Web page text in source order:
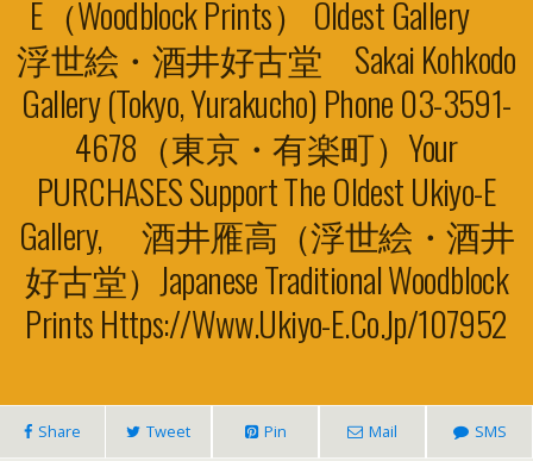
E（woodblock Prints） Oldest Gallery
浮世絵・酒井好古堂 Sakai Kohkodo
Gallery (Tokyo, Yurakucho) Phone 03-3591-
4678（東京・有楽町）Your
PURCHASES Support The Oldest Ukiyo-E
Gallery, 酒井雁高（浮世絵・酒井
好古堂）Japanese Traditional Woodblock
Prints Https://www.ukiyo-E.co.jp/107952
Share Tweet Pin Mail SMS